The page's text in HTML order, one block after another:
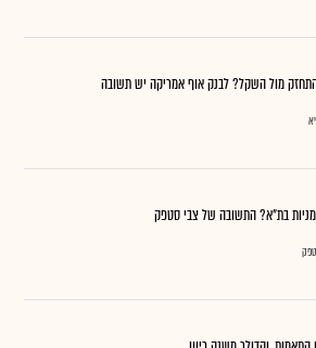
מול השקל? לבנק אוף אמריקה יש תשובה
מניות בת"א? התשובה של צבי סטפק